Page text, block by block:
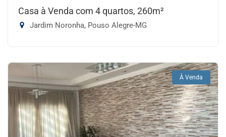
Casa à Venda com 4 quartos, 260m²
Jardim Noronha, Pouso Alegre-MG
À Venda